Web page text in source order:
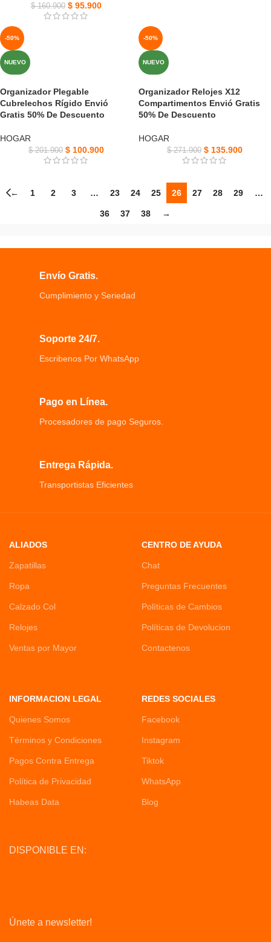
$160.900 $ 95.900
-50%
NUEVO
Organizador Plegable
Cubrelechos Rígido Envió
Gratis 50% De Descuento
HOGAR
$201.900 $ 100.900
-50%
NUEVO
Organizador Relojes X12
Compartimentos Envió Gratis
50% De Descuento
HOGAR
$271.900 $ 135.900
← 1 2 3 … 23 24 25 26 27 28 29 …
36 37 38 →
Envío Gratis.
Cumplimiento y Seriedad
Soporte 24/7.
Escribenos Por WhatsApp
Pago en Línea.
Procesadores de pago Seguros.
Entrega Rápida.
Transportistas Eficientes
ALIADOS
Zapatillas
Ropa
Calzado Col
Relojes
Ventas por Mayor
CENTRO DE AYUDA
Chat
Preguntas Frecuentes
Políticas de Cambios
Políticas de Devolucion
Contactenos
INFORMACION LEGAL
Quienes Somos
Términos y Condiciones
Pagos Contra Entrega
Política de Privacidad
Habeas Data
REDES SOCIALES
Facebook
Instagram
Tiktok
WhatsApp
Blog
DISPONIBLE EN:
Únete a newsletter!